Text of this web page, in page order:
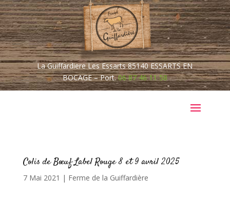
La Guiffardiere Les Essarts85140 ESSARTS EN
BOCAGE –Port.06 87 46 11 58
Colis de Bœuf Label Rouge 8 et 9 avril 2025
7 Mai 2021 | Ferme de la Guiffardière